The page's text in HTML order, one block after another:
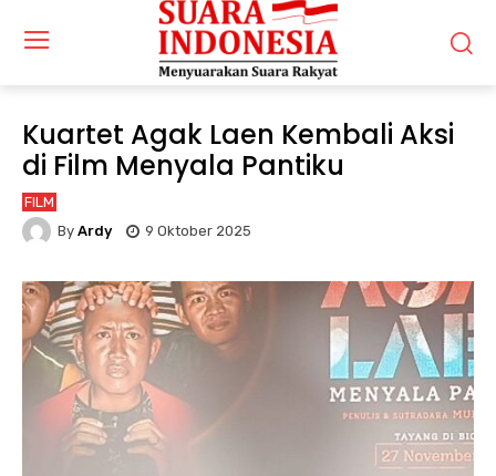
Kuartet Agak Laen Kembali Aksi
di Film Menyala Pantiku
FILM
By Ardy 9 Oktober 2025